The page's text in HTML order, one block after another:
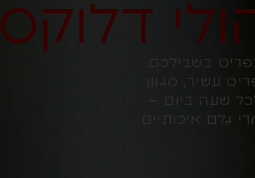
דלוקס
בשבילכם.
עשיר, מגוון
שעה ביום –
גלם איכותיים